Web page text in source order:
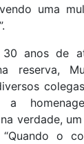
uma
anos de
reserva,
a
verdade,
o